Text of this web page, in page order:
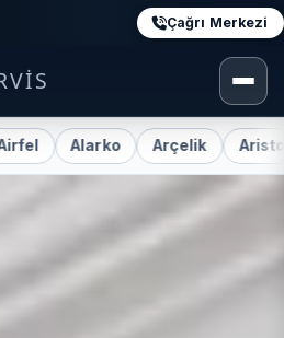
Çağrı Merkezi
Alarko Arçelik Ariston